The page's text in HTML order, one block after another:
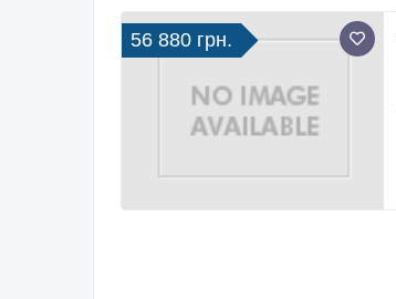
56 880 грн.